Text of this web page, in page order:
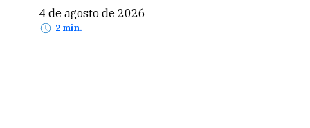
4 de agosto de 2026
2 min.